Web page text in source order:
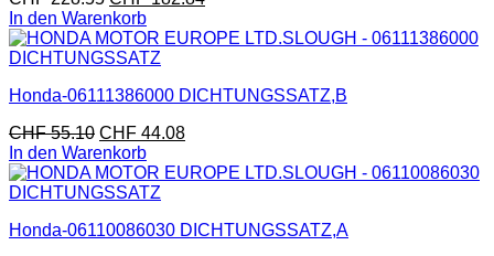
In den Warenkorb
Honda-06111386000 DICHTUNGSSATZ,B
CHF55.10 CHF 44.08
In den Warenkorb
Honda-06110086030 DICHTUNGSSATZ,A